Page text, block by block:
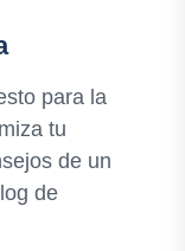
para la
tu
de un
de